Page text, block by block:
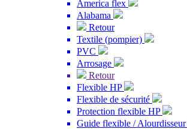
America flex
Alabama
Retour
Textile (pompier)
PVC
Arrosage
Retour
Flexible HP
Flexible de sécurité
Protection flexible HP
Guide flexible / Alourdisseur